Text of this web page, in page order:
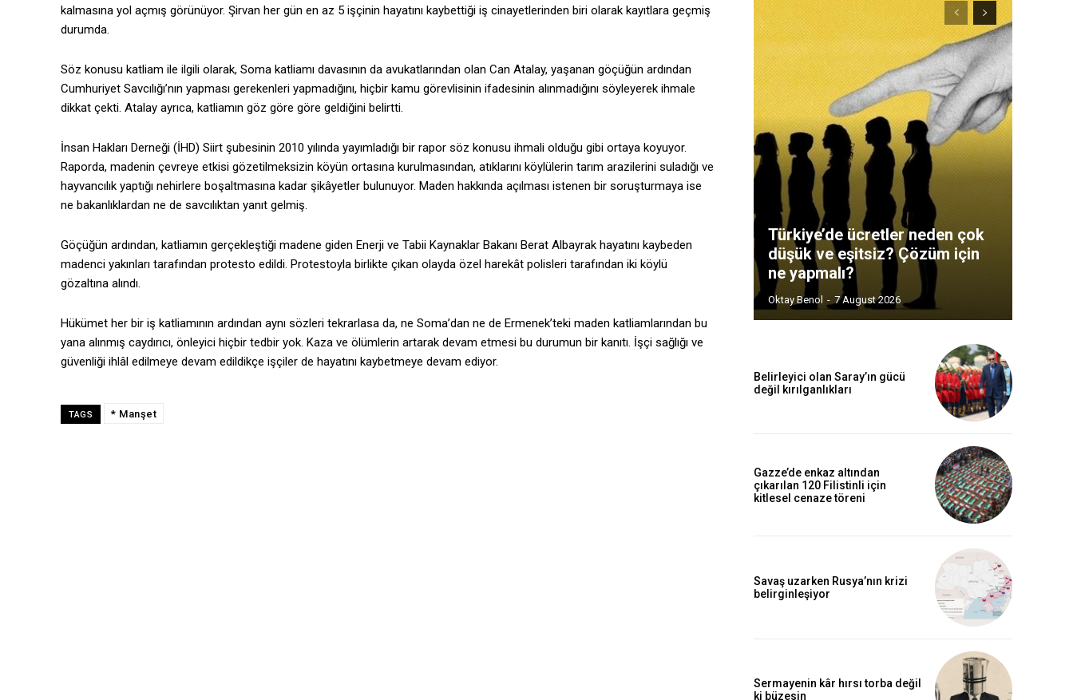
kalmasına yol açmış görünüyor. Şirvan her gün en az 5 işçinin hayatını kaybettiği iş cinayetlerinden biri olarak kayıtlara geçmiş
durumda.
Söz konusu katliam ile ilgili olarak, Soma katliamı davasının da avukatlarından olan Can Atalay, yaşanan göçüğün ardından
Cumhuriyet Savcılığı’nın yapması gerekenleri yapmadığını, hiçbir kamu görevlisinin ifadesinin alınmadığını söyleyerek ihmale
dikkat çekti. Atalay ayrıca, katliamın göz göre göre geldiğini belirtti.
İnsan Hakları Derneği (İHD) Siirt şubesinin 2010 yılında yayımladığı bir rapor söz konusu ihmali olduğu gibi ortaya koyuyor.
Raporda, madenin çevreye etkisi gözetilmeksizin köyün ortasına kurulmasından, atıklarını köylülerin tarım arazilerini suladığı ve
hayvancılık yaptığı nehirlere boşaltmasına kadar şikâyetler bulunuyor. Maden hakkında açılması istenen bir soruşturmaya ise
ne bakanlıklardan ne de savcılıktan yanıt gelmiş.
Göçüğün ardından, katliamın gerçekleştiği madene giden Enerji ve Tabii Kaynaklar Bakanı Berat Albayrak hayatını kaybeden
madenci yakınları tarafından protesto edildi. Protestoyla birlikte çıkan olayda özel harekât polisleri tarafından iki köylü
gözaltına alındı.
Hükümet her bir iş katliamının ardından aynı sözleri tekrarlasa da, ne Soma’dan ne de Ermenek’teki maden katliamlarından bu
yana alınmış caydırıcı, önleyici hiçbir tedbir yok. Kaza ve ölümlerin artarak devam etmesi bu durumun bir kanıtı. İşçi sağlığı ve
güvenliği ihlâl edilmeye devam edildikçe işçiler de hayatını kaybetmeye devam ediyor.
TAGS * Manşet
Türkiye’de ücretler neden çok
düşük ve eşitsiz? Çözüm için
ne yapmalı?
Oktay Benol - 7 August 2026
Belirleyici olan Saray’ın gücü
değil kırılganlıkları
Gazze’de enkaz altından
çıkarılan 120 Filistinli için
kitlesel cenaze töreni
Savaş uzarken Rusya’nın krizi
belirginleşiyor
Sermayenin kâr hırsı torba değil
ki büzesin